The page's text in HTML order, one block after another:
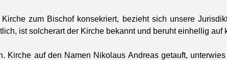
zum Bischof kon­sekri­ert, bezieht sich unsere
ist solcher­art der Kirche bekan­nt und beruht ein­hel­lig auf
Kirche auf den Namen Niko­laus Andreas getauft,